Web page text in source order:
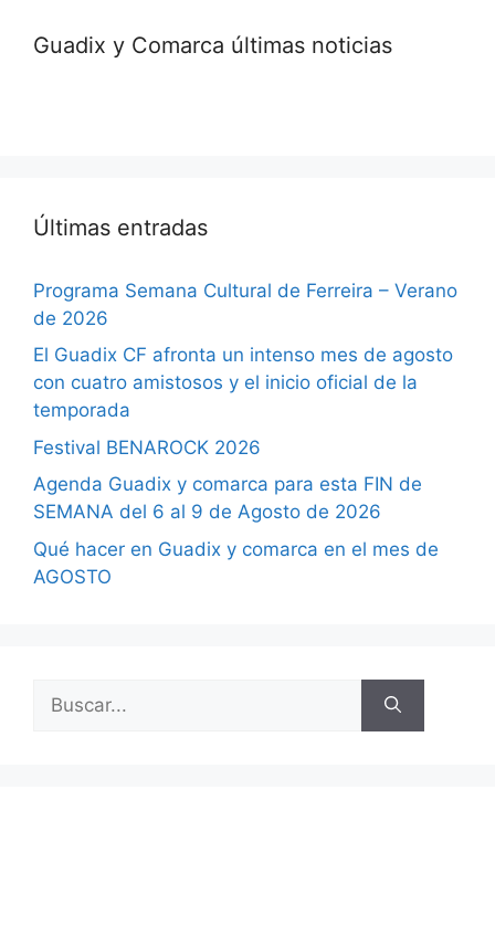
Guadix y Comarca últimas noticias
Últimas entradas
Programa Semana Cultural de Ferreira – Verano
de 2026
El Guadix CF afronta un intenso mes de agosto
con cuatro amistosos y el inicio oficial de la
temporada
Festival BENAROCK 2026
Agenda Guadix y comarca para esta FIN de
SEMANA del 6 al 9 de Agosto de 2026
Qué hacer en Guadix y comarca en el mes de
AGOSTO